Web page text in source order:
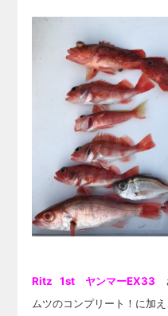
Ritz 1st ヤンマーEX33
ムツのコンプリート！に加